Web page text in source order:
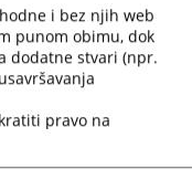
i bez njih web
punom obimu, dok
dodatne stvari (npr.
pravo na